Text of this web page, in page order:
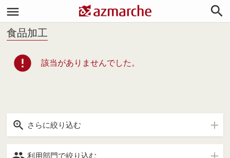


食品加工
error 該当がありませんでした。
 さらに絞り込む
利用部門で絞り込む